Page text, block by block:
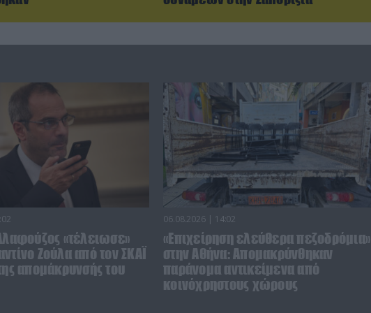
«τέλειωσε»
Ζούλα από τον ΣΚΑΪ
απομάκρυνσής του
06.08.2026 | 14:02
«Επιχείρηση ελεύθερα πεζοδρόμια»
στην Αθήνα: Απομακρύνθηκαν
παράνομα αντικείμενα από
κοινόχρηστους χώρους